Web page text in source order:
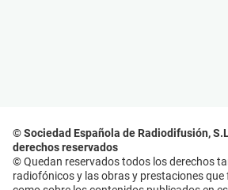
© Sociedad Española de Radiodifusión,
derechos reservados
© Quedan reservados todos los derechos
radiofónicos y las obras y prestaciones que